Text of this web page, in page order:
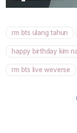
rm bts ulang tahun
happy birthday kim
rm bts live weverse